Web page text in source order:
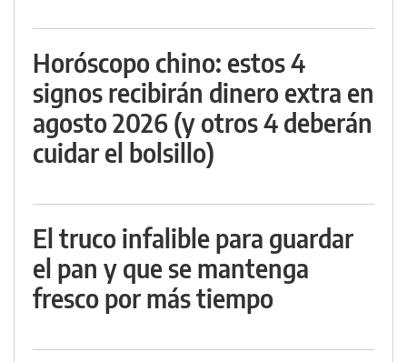
Horóscopo chino: estos 4
signos recibirán dinero extra en
agosto 2026 (y otros 4 deberán
cuidar el bolsillo)
El truco infalible para guardar
el pan y que se mantenga
fresco por más tiempo